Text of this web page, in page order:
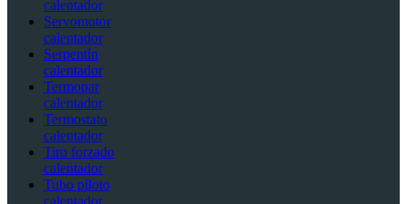
calentador
Servomotor
calentador
Serpentín
calentador
Termopar
calentador
Termostato
calentador
Tiro forzado
calentador
Tubo piloto